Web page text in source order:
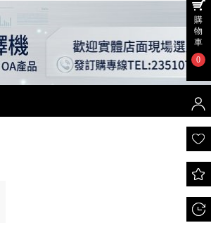
購
物
車
0